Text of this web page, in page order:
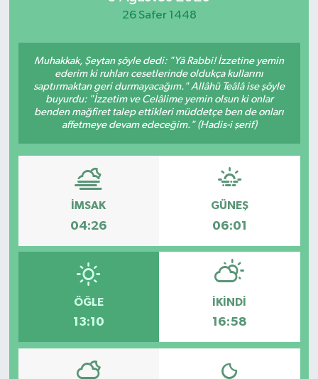
26 Safer 1448
Muhakkak, Şeytan şöyle dedi: "Yâ Rabbi! İzzetine yemin
ederim ki ruhları cesetlerinde oldukça kullarını
saptırmaktan geri durmayacağım." Allâhü Teâlâ ise şöyle
buyurdu: "İzzetim ve Celâlime yemin olsun ki onlar
benden mağfiret talep ettikleri müddetçe ben de onları
affetmeye devam edeceğim." (Hadis-i şerif)
İMSAK
04:26
GÜNEŞ
06:01
ÖĞLE
13:10
İKINDI
16:58